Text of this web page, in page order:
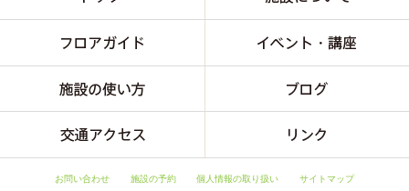
お問い合わせ 施設の予約 個人情報の取り扱い サイトマップ